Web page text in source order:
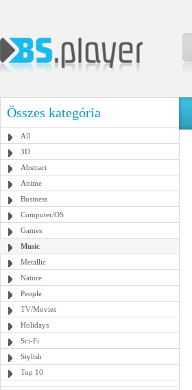
Összes kategória
All
3D
Abstract
Anime
Business
Computer/OS
Games
Music
Metallic
Nature
People
TV/Movies
Holidays
Sci-Fi
Stylish
Top 10